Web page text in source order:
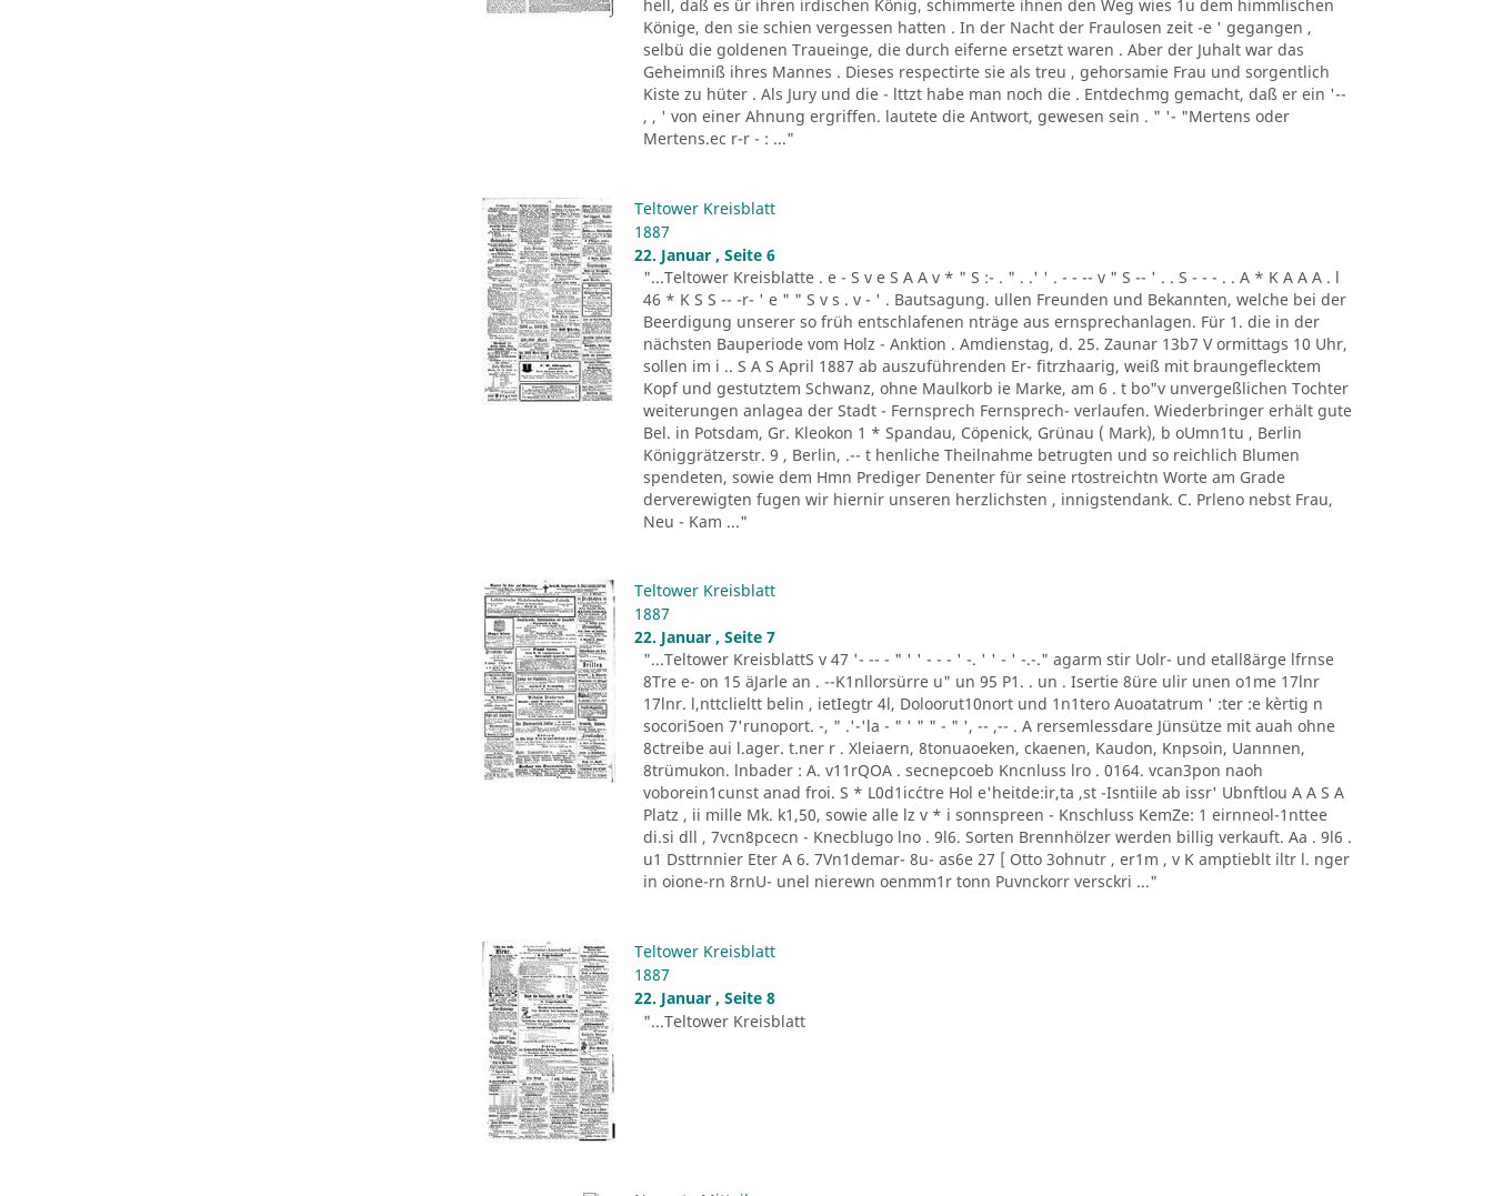
hell, daß es ür ihren irdischen König, schimmerte ihnen den Weg wies 1u dem himmlischen
Könige, den sie schien vergessen hatten . In der Nacht der Fraulosen zeit -e ' gegangen ,
selbü die goldenen Traueinge, die durch eiferne ersetzt waren . Aber der Juhalt war das
Geheimniß ihres Mannes . Dieses respectirte sie als treu , gehorsamie Frau und sorgentlich
Kiste zu hüter . Als Jury und die - lttzt habe man noch die . Entdechmg gemacht, daß er ein '--
, , ' von einer Ahnung ergriffen. lautete die Antwort, gewesen sein . " '- "Mertens oder
Mertens.ec r-r - : ..."
Teltower Kreisblatt
1887
22. Januar , Seite 6
"...Teltower Kreisblatte . e - S v e S A A v * " S :- . " . .' ' . - - -- v " S -- ' . . S - - - . . A * K A A A . l
46 * K S S -- -r- ' e " " S v s . v - ' . Bautsagung. ullen Freunden und Bekannten, welche bei der
Beerdigung unserer so früh entschlafenen nträge aus ernsprechanlagen. Für 1. die in der
nächsten Bauperiode vom Holz - Anktion . Amdienstag, d. 25. Zaunar 13b7 V ormittags 10 Uhr,
sollen im i .. S A S April 1887 ab auszuführenden Er- fitrzhaarig, weiß mit braungeflecktem
Kopf und gestutztem Schwanz, ohne Maulkorb ie Marke, am 6 . t bo"v unvergeßlichen Tochter
weiterungen anlagea der Stadt - Fernsprech Fernsprech- verlaufen. Wiederbringer erhält gute
Bel. in Potsdam, Gr. Kleokon 1 * Spandau, Cöpenick, Grünau ( Mark), b oUmn1tu , Berlin
Königgrätzerstr. 9 , Berlin, .-- t henliche Theilnahme betrugten und so reichlich Blumen
spendeten, sowie dem Hmn Prediger Denenter für seine rtostreichtn Worte am Grade
derverewigten fugen wir hiernir unseren herzlichsten , innigstendank. C. Prleno nebst Frau,
Neu - Kam ..."
Teltower Kreisblatt
1887
22. Januar , Seite 7
"...Teltower KreisblattS v 47 '- -- - " ' ' - - - ' -. ' ' - ' -.-." agarm stir Uolr- und etall8ärge lfrnse
8Tre e- on 15 äJarle an . --K1nllorsürre u" un 95 P1. . un . Isertie 8üre ulir unen o1me 17lnr
17lnr. l,nttclieltt belin , ietIegtr 4l, Doloorut10nort und 1n1tero Auoatatrum ' :ter :e kèrtig n
socori5oen 7'runoport. -, " .'-'la - " ' " " - " ', -- ,-- . A rersemlessdare Jünsütze mit auah ohne
8ctreibe aui l.ager. t.ner r . Xleiaern, 8tonuaoeken, ckaenen, Kaudon, Knpsoin, Uannnen,
8trümukon. lnbader : A. v11rQOA . secnepcoeb Kncnluss lro . 0164. vcan3pon naoh
voborein1cunst anad froi. S * L0d1ic´ctre Hol e'heitde:ir,ta ,st -Isntiile ab issr' Ubnftlou A A S A
Platz , ii mille Mk. k1,50, sowie alle lz v * i sonnspreen - Knschluss KemZe: 1 eirnneol-1nttee
di.si dll , 7vcn8pcecn - Knecblugo lno . 9l6. Sorten Brennhölzer werden billig verkauft. Aa . 9l6 .
u1 Dsttrnnier Eter A 6. 7Vn1demar- 8u- as6e 27 [ Otto 3ohnutr , er1m , v K amptieblt iltr l. nger
in oione-rn 8rnU- unel nierewn oenmm1r tonn Puvnckorr versckri ..."
Teltower Kreisblatt
1887
22. Januar , Seite 8
"...Teltower Kreisblatt